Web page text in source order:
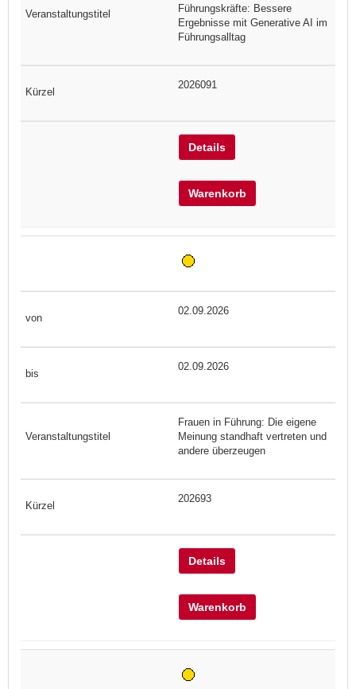
Führungskräfte: Bessere
Ergebnisse mit Generative AI im
Führungsalltag
2026091
Details
Warenkorb
02.09.2026
02.09.2026
Frauen in Führung: Die eigene
Meinung standhaft vertreten und
andere überzeugen
202693
Details
Warenkorb